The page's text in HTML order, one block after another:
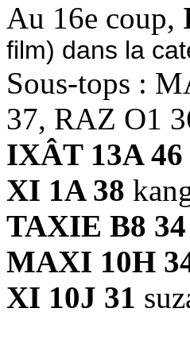
Au 16e coup,
film) dans la
Sous-tops :
37, RAZ O1
IXÂT 13A 46
XI 1A 38
TAXIE B8 34
MAXI 10H
XI 10J 31